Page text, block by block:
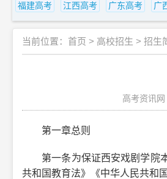
福建高考
江西高考 广东高考 广
当前位置： 首页 > 高校招生 > 招生
高考资讯网
第一章总则
第一条为保证西安戏剧学院本
共和国教育法》《中华人民共和